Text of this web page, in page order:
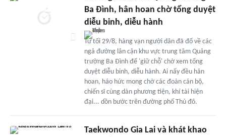
Ba Đình, hân hoan chờ tổng duyệt
diễu binh, diễu hành
Từ tối 29/8, hàng vạn người dân đã đổ về các
ngả đường lân cận khu vực trung tâm Quảng
trường Ba Đình để 'giữ chỗ' chờ xem tổng
duyệt diễu binh, diễu hành. Ai nấy đều hân
hoan, háo hức mong chờ các đoàn cán bộ,
chiến sĩ cùng dàn phương tiện, khí tài hiện
đại... dồn bước trên đường phố Thủ đô.
Taekwondo Gia Lai và khát khao